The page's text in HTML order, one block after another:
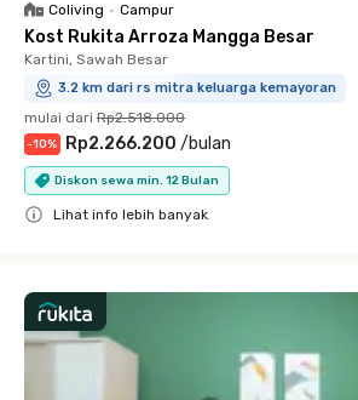
Coliving • Campur
Kost Rukita Arroza Mangga Besar
Kartini, Sawah Besar
3.2 km dari rs mitra keluarga kemayoran
mulai dari Rp2.518.000
-10% Rp2.266.200 /bulan
Diskon sewa min. 12 Bulan
Lihat info lebih banyak